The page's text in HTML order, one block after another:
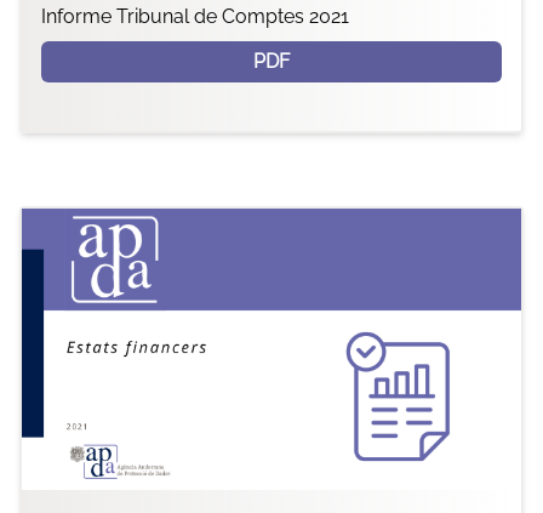
Informe Tribunal de Comptes 2021
PDF